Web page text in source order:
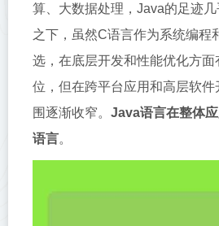
算、大数据处理，Java的足迹
之下，虽然C语言作为系统编程
选，在底层开发和性能优化方
位，但在跨平台应用和高层软
围逐渐收窄。 Java语言在整体
语言。